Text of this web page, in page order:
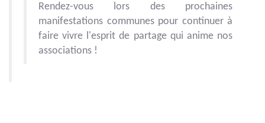
Rendez-vous lors des prochaines
manifestations communes pour continuer à
faire vivre l'esprit de partage qui anime nos
associations !